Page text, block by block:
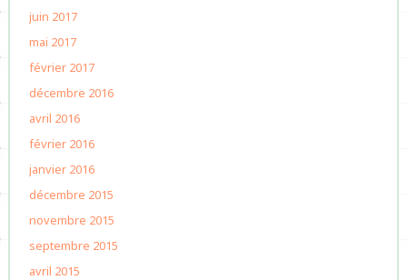
juin 2017
mai 2017
février 2017
décembre 2016
avril 2016
février 2016
janvier 2016
décembre 2015
novembre 2015
septembre 2015
avril 2015